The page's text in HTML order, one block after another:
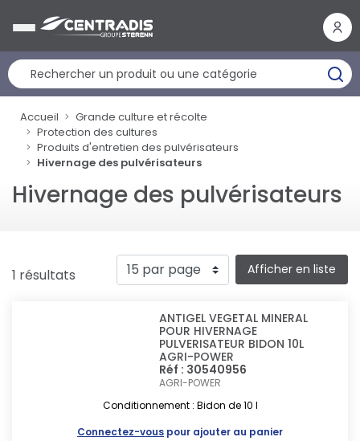
Accueil
Grande culture et récolte
Protection des cultures
Produits d'entretien des pulvérisateurs
Hivernage des pulvérisateurs
Hivernage des pulvérisateurs
1 résultats Afficher en liste
ANTIGEL VEGETAL MINERAL
POUR HIVERNAGE
PULVERISATEUR BIDON 10L
AGRI-POWER
Réf : 30540956
AGRI-POWER
Conditionnement : Bidon de 10 l
Connectez-vous pour ajouter au panier